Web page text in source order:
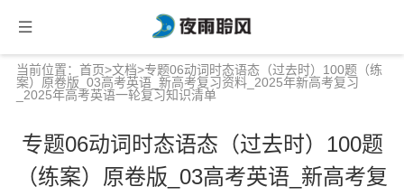
当前位置： 首页>文档>专题06动词时态语态（过去时）100题（练
案）原卷版_03高考英语_新高考复习资料_2025年新高考复习
_2025年高考英语一轮复习知识清单
专题06动词时态语态（过去时）100题
（练案）原卷版_03高考英语_新高考复